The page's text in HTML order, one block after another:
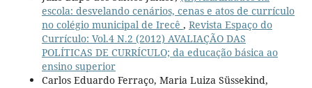
escola: desvelando cenários, cenas e atos de currículo
no colégio municipal de Irecê , Revista Espaço do
Currículo: Vol.4 N.2 (2012) AVALIAÇÃO DAS
POLÍTICAS DE CURRÍCULO; da educação básica ao
ensino superior
Carlos Eduardo Ferraço, Maria Luiza Süssekind,